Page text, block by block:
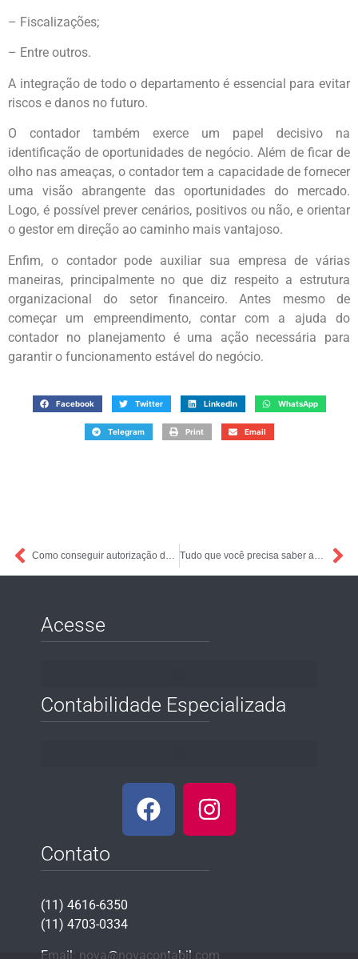
– Fiscalizações;
– Entre outros.
A integração de todo o departamento é essencial para evitar
riscos e danos no futuro.
O contador também exerce um papel decisivo na
identificação de oportunidades de negócio. Além de ficar de
olho nas ameaças, o contador tem a capacidade de fornecer
uma visão abrangente das oportunidades do mercado.
Logo, é possível prever cenários, positivos ou não, e orientar
o gestor em direção ao caminho mais vantajoso.
Enfim, o contador pode auxiliar sua empresa de várias
maneiras, principalmente no que diz respeito a estrutura
organizacional do setor financeiro. Antes mesmo de
começar um empreendimento, contar com a ajuda do
contador no planejamento é uma ação necessária para
garantir o funcionamento estável do negócio.
Facebook Twitter LinkedIn WhatsApp
Telegram Print Email
Como conseguir autorização de emissão de notas fiscais Tudo que você precisa saber antes de escolher o regime tributário para sua empresa
Acesse
Contabilidade Especializada
Contato
(11) 4616-6350
(11) 4703-0334
Email: nova@novacontabil.com